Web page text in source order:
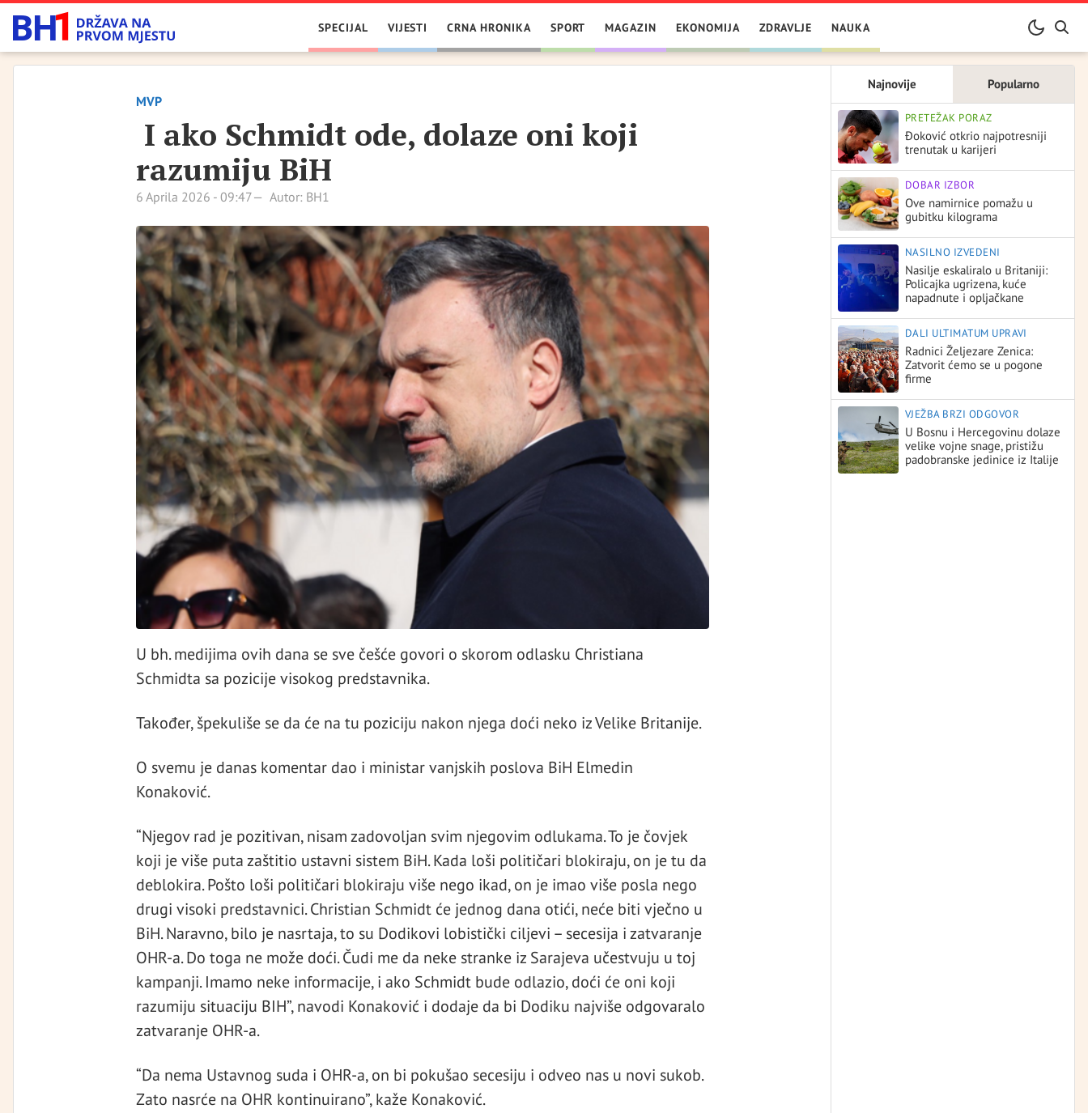
SPECIJAL VIJESTI CRNA HRONIKA SPORT MAGAZIN EKONOMIJA ZDRAVLJE NAUKA
MVP
I ako Schmidt ode, dolaze oni koji
razumiju BiH
6 Aprila 2026 - 09:47 Autor: BH1
U bh. medijima ovih dana se sve češće govori o skorom odlasku Christiana
Schmidta sa pozicije visokog predstavnika.
Također, špekuliše se da će na tu poziciju nakon njega doći neko iz Velike Britanije.
O svemu je danas komentar dao i ministar vanjskih poslova BiH Elmedin
Konaković.
“Njegov rad je pozitivan, nisam zadovoljan svim njegovim odlukama. To je čovjek
koji je više puta zaštitio ustavni sistem BiH. Kada loši političari blokiraju, on je tu da
deblokira. Pošto loši političari blokiraju više nego ikad, on je imao više posla nego
drugi visoki predstavnici. Christian Schmidt će jednog dana otići, neće biti vječno u
BiH. Naravno, bilo je nasrtaja, to su Dodikovi lobistički ciljevi – secesija i zatvaranje
OHR-a. Do toga ne može doći. Čudi me da neke stranke iz Sarajeva učestvuju u toj
kampanji. Imamo neke informacije, i ako Schmidt bude odlazio, doći će oni koji
razumiju situaciju BIH”, navodi Konaković i dodaje da bi Dodiku najviše odgovaralo
zatvaranje OHR-a.
“Da nema Ustavnog suda i OHR-a, on bi pokušao secesiju i odveo nas u novi sukob.
Zato nasrće na OHR kontinuirano”, kaže Konaković.
Najnovije Popularno
PRETEŽAK PORAZ
Đoković otkrio najpotresniji
trenutak u karijeri
DOBAR IZBOR
Ove namirnice pomažu u
gubitku kilograma
NASILNO IZVEDENI
Nasilje eskaliralo u Britaniji:
Policajka ugrizena, kuće
napadnute i opljačkane
DALI ULTIMATUM UPRAVI
Radnici Željezare Zenica:
Zatvorit ćemo se u pogone
firme
VJEŽBA BRZI ODGOVOR
U Bosnu i Hercegovinu dolaze
velike vojne snage, pristižu
padobranske jedinice iz Italije